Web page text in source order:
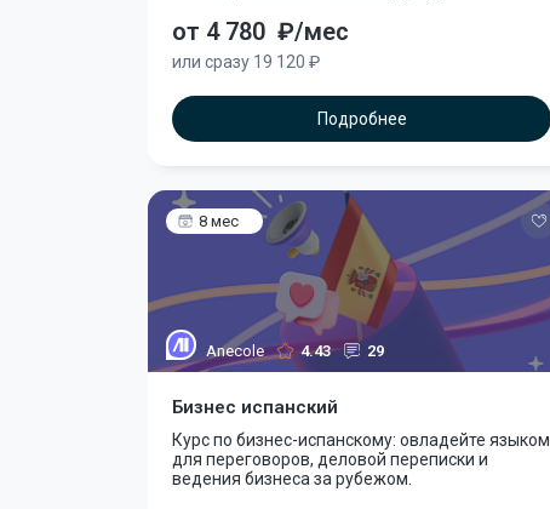
от 4 780 ₽/мес
или сразу 19 120 ₽
Подробнее
8 мес
Anecole 4.43 29
Бизнес испанский
Курс по бизнес-испанскому: овладейте языком
для переговоров, деловой переписки и
ведения бизнеса за рубежом.